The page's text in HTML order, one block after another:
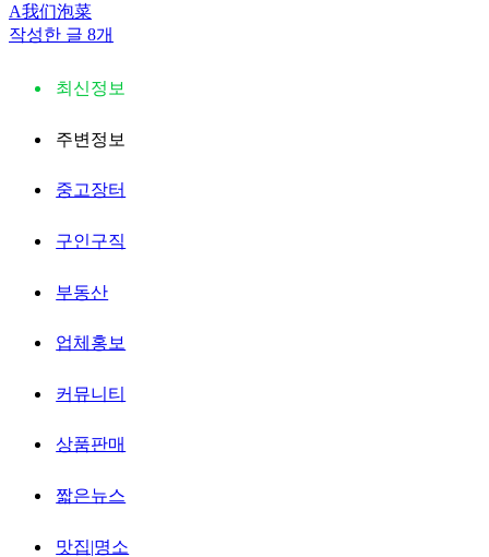
A我们泡菜
작성한 글 8개
최신정보
주변정보
중고장터
구인구직
부동산
업체홍보
커뮤니티
상품판매
짧은뉴스
맛집|명소